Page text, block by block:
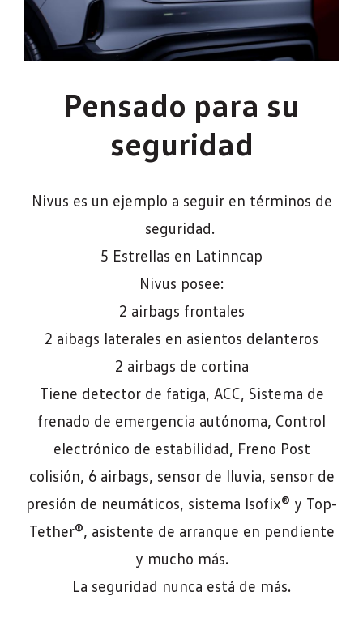
Pensado para su
seguridad
Nivus es un ejemplo a seguir en términos de
seguridad.
5 Estrellas en Latinncap
Nivus posee:
2 airbags frontales
2 aibags laterales en asientos delanteros
2 airbags de cortina
Tiene detector de fatiga, ACC, Sistema de
frenado de emergencia autónoma, Control
electrónico de estabilidad, Freno Post
colisión, 6 airbags, sensor de lluvia, sensor de
presión de neumáticos, sistema Isofix® y Top-
Tether®, asistente de arranque en pendiente
y mucho más.
La seguridad nunca está de más.